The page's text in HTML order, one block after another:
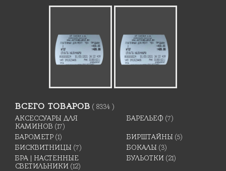
ВСЕГО ТОВАРОВ ( 8334 )
АКСЕССУАРЫ ДЛЯ
КАМИНОВ (17)
БАРЕЛЬЕФ (7)
БАРОМЕТР (1) БИРШТАЙНЫ (5)
БИСКВИТНИЦЫ (7) БОКАЛЫ (3)
БРА | НАСТЕННЫЕ
СВЕТИЛЬНИКИ (12)
БУЛЬОТКИ (21)